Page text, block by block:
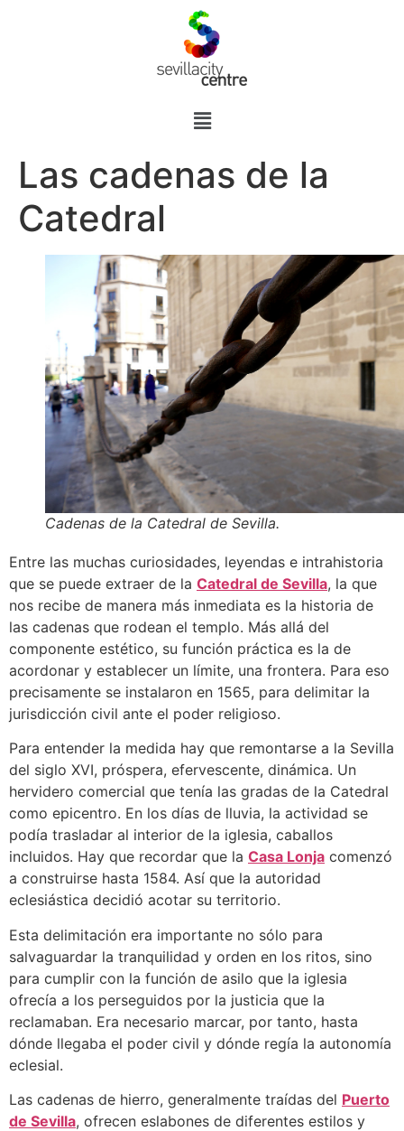
Las cadenas de la
Catedral
Cadenas de la Catedral de Sevilla.
Entre las muchas curiosidades, leyendas e intrahistoria
que se puede extraer de la Catedral de Sevilla, la que
nos recibe de manera más inmediata es la historia de
las cadenas que rodean el templo. Más allá del
componente estético, su función práctica es la de
acordonar y establecer un límite, una frontera. Para eso
precisamente se instalaron en 1565, para delimitar la
jurisdicción civil ante el poder religioso.
Para entender la medida hay que remontarse a la Sevilla
del siglo XVI, próspera, efervescente, dinámica. Un
hervidero comercial que tenía las gradas de la Catedral
como epicentro. En los días de lluvia, la actividad se
podía trasladar al interior de la iglesia, caballos
incluidos. Hay que recordar que la Casa Lonja comenzó
a construirse hasta 1584. Así que la autoridad
eclesiástica decidió acotar su territorio.
Esta delimitación era importante no sólo para
salvaguardar la tranquilidad y orden en los ritos, sino
para cumplir con la función de asilo que la iglesia
ofrecía a los perseguidos por la justicia que la
reclamaban. Era necesario marcar, por tanto, hasta
dónde llegaba el poder civil y dónde regía la autonomía
eclesial.
Las cadenas de hierro, generalmente traídas del Puerto
de Sevilla, ofrecen eslabones de diferentes estilos y